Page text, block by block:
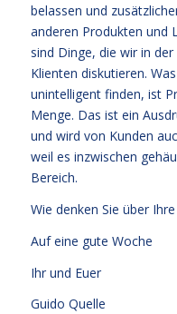
belassen und
anderen Produkten und
sind Dinge, die wir in
Klienten diskutieren.
unintelligent finden, ist
Menge. Das ist ein
und wird von Kunden
weil es inzwischen
Bereich.
Wie denken Sie über
Auf eine gute Woche
Ihr und Euer
Guido Quelle